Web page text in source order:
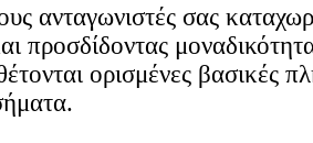
ανταγωνιστές σας
προσδίδοντας
ορισμένες βασικές